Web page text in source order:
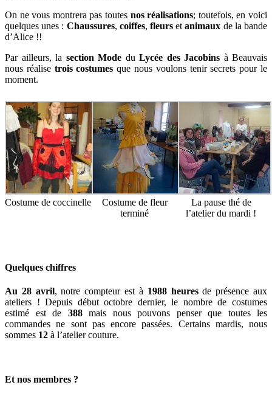
On ne vous montrera pas toutes nos réalisations; toutefois, en voici
quelques unes : Chaussures, coiffes,fleurs etanimaux de la bande
d’Alice !!
Par ailleurs, la section Mode du Lycée des Jacobins à Beauvais
nous réalise trois costumes que nous voulons tenir secrets pour le
moment.
Costume de coccinelle
Costume de fleur
terminé
La pause thé de
l’atelier du mardi !
Quelques chiffres
Au 28 avril, notre compteur est à 1988 heuresde présence aux
ateliers ! Depuis début octobre dernier, le nombre de costumes
estimé est de 388mais nous pouvons penser que toutes les
commandes ne sont pas encore passées. Certains mardis, nous
sommes 12 à l’atelier couture.
Et nos membres ?